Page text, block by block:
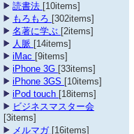
読書法 [10items]
もろもろ [302items]
名著に学ぶ [2items]
人脈 [14items]
iMac [9items]
iPhone 3G [33items]
iPhone 3GS [10items]
iPod touch [18items]
ビジネスマスター会
[3items]
メルマガ [16items]